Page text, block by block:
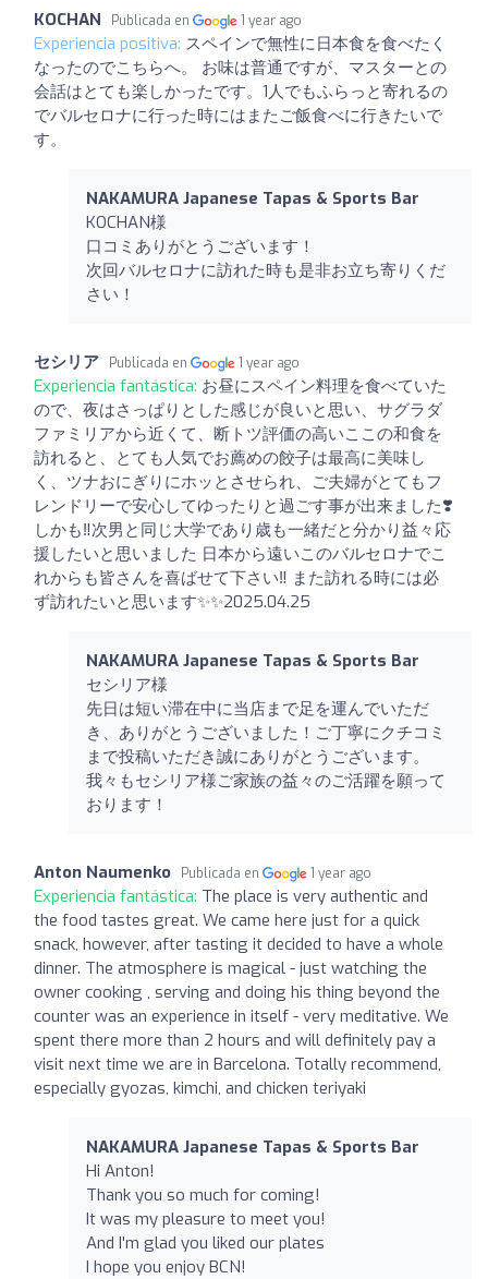
KOCHAN Publicada en 1 year ago
Experiencia positiva: スペインで無性に日本食を食べたく
なったのでこちらへ。 お味は普通ですが、マスターとの
会話はとても楽しかったです。1人でもふらっと寄れるの
でバルセロナに行った時にはまたご飯食べに行きたいで
す。
NAKAMURA Japanese Tapas & Sports Bar
KOCHAN様
口コミありがとうございます！
次回バルセロナに訪れた時も是非お立ち寄りくだ
さい！
セシリア Publicada en 1 year ago
Experiencia fantástica: お昼にスペイン料理を食べていた
ので、夜はさっぱりとした感じが良いと思い、サグラダ
ファミリアから近くて、断トツ評価の高いここの和食を
訪れると、とても人気でお薦めの餃子は最高に美味し
く、ツナおにぎりにホッとさせられ、ご夫婦がとてもフ
レンドリーで安心してゆったりと過ごす事が出来ました❣️
しかも‼️次男と同じ大学であり歳も一緒だと分かり益々応
援したいと思いました 日本から遠いこのバルセロナでこ
れからも皆さんを喜ばせて下さい‼️ また訪れる時には必
ず訪れたいと思います✨✨2025.04.25
NAKAMURA Japanese Tapas & Sports Bar
セシリア様
先日は短い滞在中に当店まで足を運んでいただ
き、ありがとうございました！ご丁寧にクチコミ
まで投稿いただき誠にありがとうございます。
我々もセシリア様ご家族の益々のご活躍を願って
おります！
Anton Naumenko Publicada en 1 year ago
Experiencia fantástica: The place is very authentic and
the food tastes great. We came here just for a quick
snack, however, after tasting it decided to have a whole
dinner. The atmosphere is magical - just watching the
owner cooking , serving and doing his thing beyond the
counter was an experience in itself - very meditative. We
spent there more than 2 hours and will definitely pay a
visit next time we are in Barcelona. Totally recommend,
especially gyozas, kimchi, and chicken teriyaki
NAKAMURA Japanese Tapas & Sports Bar
Hi Anton!
Thank you so much for coming!
It was my pleasure to meet you!
And I'm glad you liked our plates
I hope you enjoy BCN!